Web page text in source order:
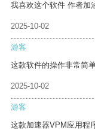
我喜欢这个软件 作者加
2025-10-02
游客
这款软件的操作非常简
2025-10-02
游客
这款加速器VPM应用程